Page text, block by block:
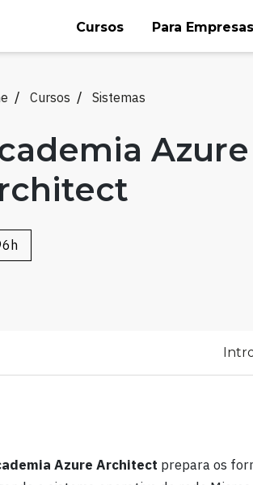
Cursos Para Empresas
Cursos Sistemas
Azure
Azure Architect prepara os